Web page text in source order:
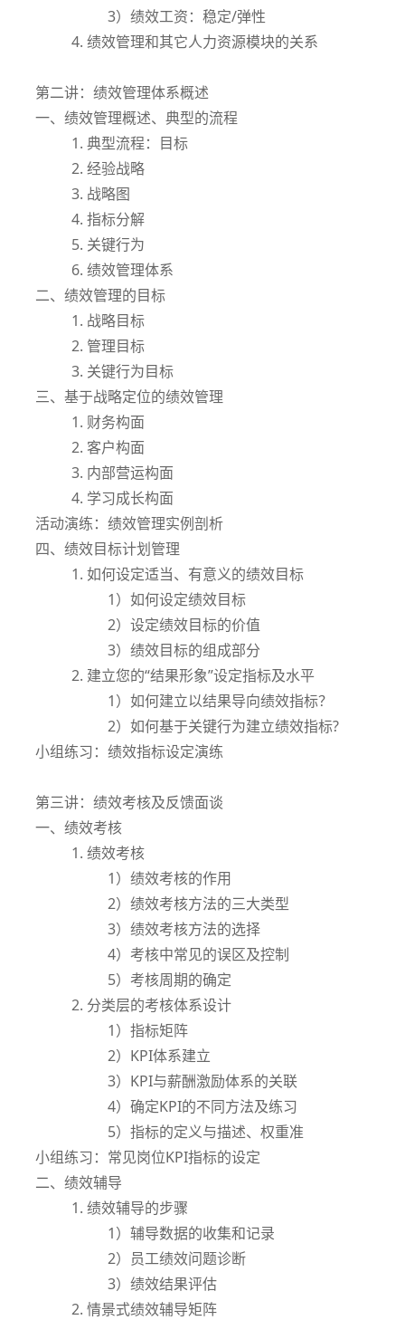
3）绩效工资：稳定/弹性
4. 绩效管理和其它人力资源模块的关系
第二讲：绩效管理体系概述
一、绩效管理概述、典型的流程
1. 典型流程：目标
2. 经验战略
3. 战略图
4. 指标分解
5. 关键行为
6. 绩效管理体系
二、绩效管理的目标
1. 战略目标
2. 管理目标
3. 关键行为目标
三、基于战略定位的绩效管理
1. 财务构面
2. 客户构面
3. 内部营运构面
4. 学习成长构面
活动演练：绩效管理实例剖析
四、绩效目标计划管理
1. 如何设定适当、有意义的绩效目标
1）如何设定绩效目标
2）设定绩效目标的价值
3）绩效目标的组成部分
2. 建立您的“结果形象”设定指标及水平
1）如何建立以结果导向绩效指标？
2）如何基于关键行为建立绩效指标?
小组练习：绩效指标设定演练
第三讲：绩效考核及反馈面谈
一、绩效考核
1. 绩效考核
1）绩效考核的作用
2）绩效考核方法的三大类型
3）绩效考核方法的选择
4）考核中常见的误区及控制
5）考核周期的确定
2. 分类层的考核体系设计
1）指标矩阵
2）KPI体系建立
3）KPI与薪酬激励体系的关联
4）确定KPI的不同方法及练习
5）指标的定义与描述、权重准
小组练习：常见岗位KPI指标的设定
二、绩效辅导
1. 绩效辅导的步骤
1）辅导数据的收集和记录
2）员工绩效问题诊断
3）绩效结果评估
2. 情景式绩效辅导矩阵